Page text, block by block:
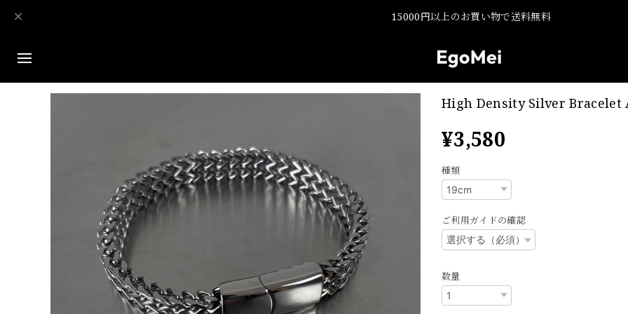
15000円以上のお買い物で送料無料
High Density Silver Bracelet
¥3,580
種類
ご利用ガイドの確認
数量